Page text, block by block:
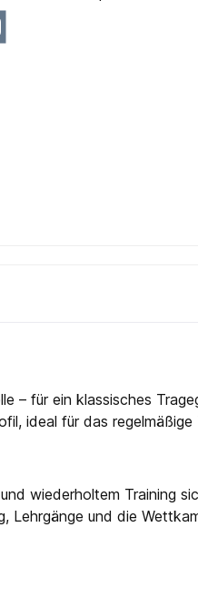
– für ein klassisches
ideal für das regelmäßige
wiederholtem Training
Lehrgänge und die